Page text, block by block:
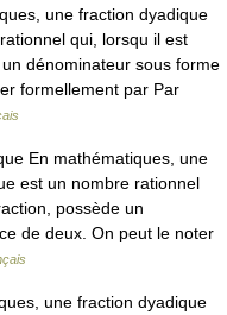
une fraction dyadique
qui, lorsqu il est
dénominateur sous forme
formellement par Par
En mathématiques, une
est un nombre rationnel
possède un
de deux. On peut le noter
une fraction dyadique